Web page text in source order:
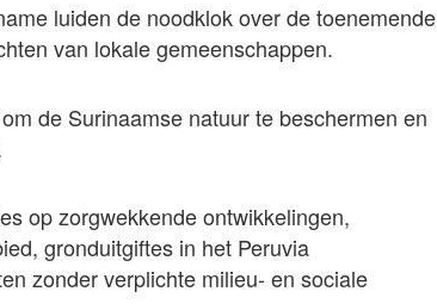
luiden de noodklok over de toenemende
van lokale gemeenschappen.
de Surinaamse natuur te beschermen en
op zorgwekkende ontwikkelingen,
gronduitgiftes in het Peruvia
zonder verplichte milieu- en sociale